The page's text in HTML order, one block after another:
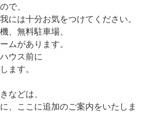
で、
には十分お気をつけてください。
、無料駐車場、
ムがあります。
ウス前に
ます。
などは、
、ここに追加のご案内をいたしま